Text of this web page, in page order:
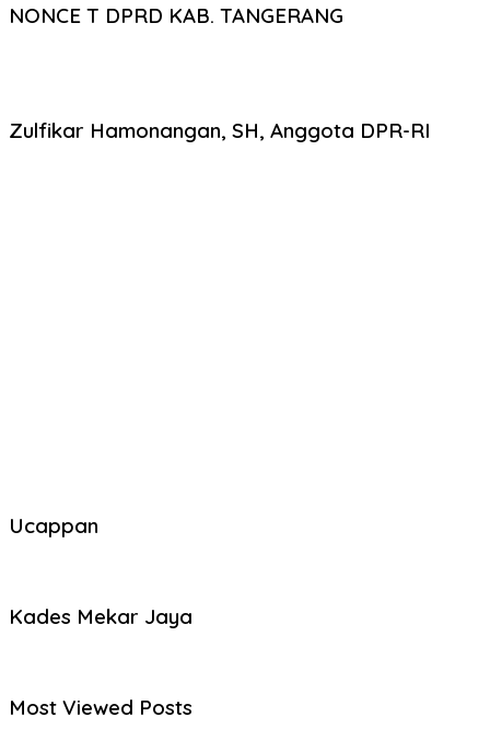
NONCE T DPRD KAB. TANGERANG
Zulfikar Hamonangan, SH, Anggota DPR-RI
Ucappan
Kades Mekar Jaya
Most Viewed Posts